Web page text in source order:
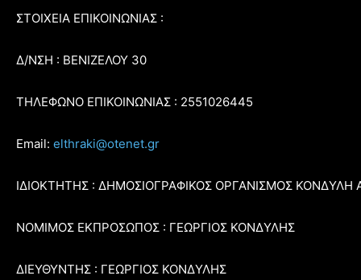
ΣΤΟΙΧΕΙΑ ΕΠΙΚΟΙΝΩΝΙΑΣ :
Δ/ΝΣΗ : ΒΕΝΙΖΕΛΟΥ 30
ΤΗΛΕΦΩΝΟ ΕΠΙΚΟΙΝΩΝΙΑΣ : 2551026445
Email: elthraki@otenet.gr
ΙΔΙΟΚΤΗΤΗΣ : ΔΗΜΟΣΙΟΓΡΑΦΙΚΟΣ ΟΡΓΑΝΙΣΜΟΣ ΚΟΝΔΥΛΗ
ΝΟΜΙΜΟΣ ΕΚΠΡΟΣΩΠΟΣ : ΓΕΩΡΓΙΟΣ ΚΟΝΔΥΛΗΣ
ΔΙΕΥΘΥΝΤΗΣ : ΓΕΩΡΓΙΟΣ ΚΟΝΔΥΛΗΣ